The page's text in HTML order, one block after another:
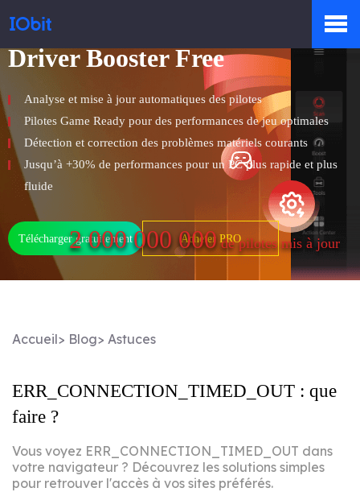
Boutique
Centre de presse
Support
Partenaires
Driver Booster Free
Analyse et mise à jour automatiques des pilotes
Pilotes Game Ready pour des performances de jeu optimales
Détection et correction des problèmes matériels courants
Jusqu’à +30% de performances pour un PC plus rapide et plus
fluide
2 000 000 000de pilotes mis à jour
Télécharger gratuitement Acheter PRO
Accueil> Blog> Astuces
ERR_CONNECTION_TIMED_OUT : que
faire ?
Vous voyez ERR_CONNECTION_TIMED_OUT dans
votre navigateur ? Découvrez les solutions simples
pour retrouver l'accès à vos sites préférés.